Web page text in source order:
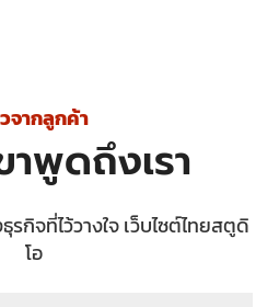
จากลูกค้า
พูดถึงเรา
กิจที่ไว้วางใจ เว็บไซต์ไทยสตูดิ
โอ